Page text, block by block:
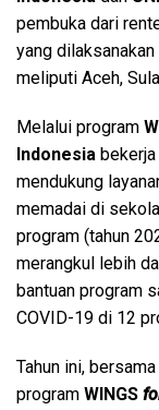
pembuka dari
yang
meliputi Aceh,
Melalui program
Indonesia
mendukung
memadai di
program (tahun
merangkul lebih
bantuan program
COVID-19 di 12
Tahun ini,
program WINGS